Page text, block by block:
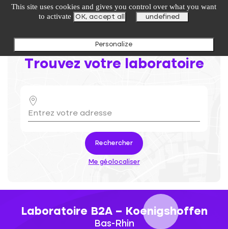
Trouvez votre laboratoire
Rechercher
Me géolocaliser
Laboratoire B2A – Koenigshoffen
Bas-Rhin
undefined
This site uses cookies and gives you control over what you want
to activate
OK, accept all undefined
Personalize